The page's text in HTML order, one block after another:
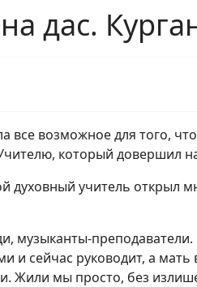
дас.
все возможное для того,
который довершил
духовный учитель открыл
музыканты-
и сейчас руководит, а мать
Жили мы просто, без